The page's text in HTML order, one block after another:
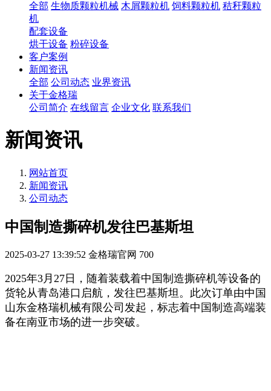
全部 生物质颗粒机械 木屑颗粒机 饲料颗粒机 秸秆颗粒
机
配套设备
烘干设备 粉碎设备
客户案例
新闻资讯
全部 公司动态 业界资讯
关于金格瑞
公司简介 在线留言 企业文化 联系我们
新闻资讯
网站首页
新闻资讯
公司动态
中国制造撕碎机发往巴基斯坦
2025-03-27 13:39:52 金格瑞官网 700
2025年3月27日，随着装载着中国制造撕碎机等设备的
货轮从青岛港口启航，发往巴基斯坦。此次订单由中国
山东金格瑞机械有限公司发起，标志着中国制造高端装
备在南亚市场的进一步突破。